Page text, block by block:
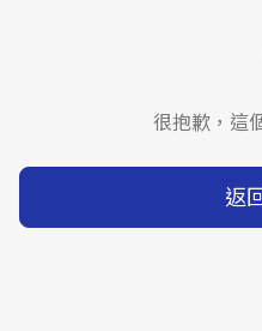
很抱歉，這
返